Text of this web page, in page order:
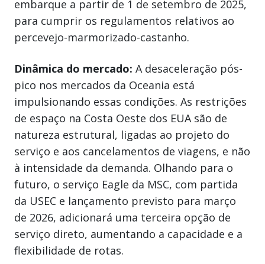
embarque a partir de 1 de setembro de 2025,
para cumprir os regulamentos relativos ao
percevejo-marmorizado-castanho.
Dinâmica do mercado: A desaceleração pós-
pico nos mercados da Oceania está
impulsionando essas condições. As restrições
de espaço na Costa Oeste dos EUA são de
natureza estrutural, ligadas ao projeto do
serviço e aos cancelamentos de viagens, e não
à intensidade da demanda. Olhando para o
futuro, o serviço Eagle da MSC, com partida
da USEC e lançamento previsto para março
de 2026, adicionará uma terceira opção de
serviço direto, aumentando a capacidade e a
flexibilidade de rotas.